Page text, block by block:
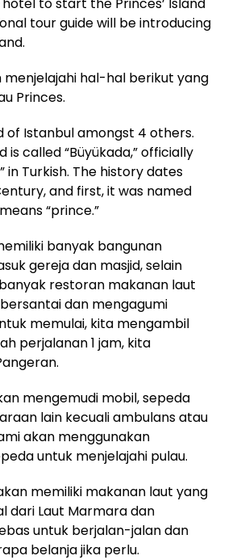
tour guide will be introducing
menjelajahi hal-hal berikut yang
Princes.
of Istanbul amongst 4 others.
is called “Büyükada,” officially
in Turkish. The history dates
and first, it was named
“prince.”
banyak bangunan
gereja dan masjid, selain
restoran makanan laut
dan mengagumi
memulai, kita mengambil
perjalanan 1 jam, kita
mengemudi mobil, sepeda
lain kecuali ambulans atau
akan menggunakan
untuk menjelajahi pulau.
memiliki makanan laut yang
dari Laut Marmara dan
untuk berjalan-jalan dan
belanja jika perlu.